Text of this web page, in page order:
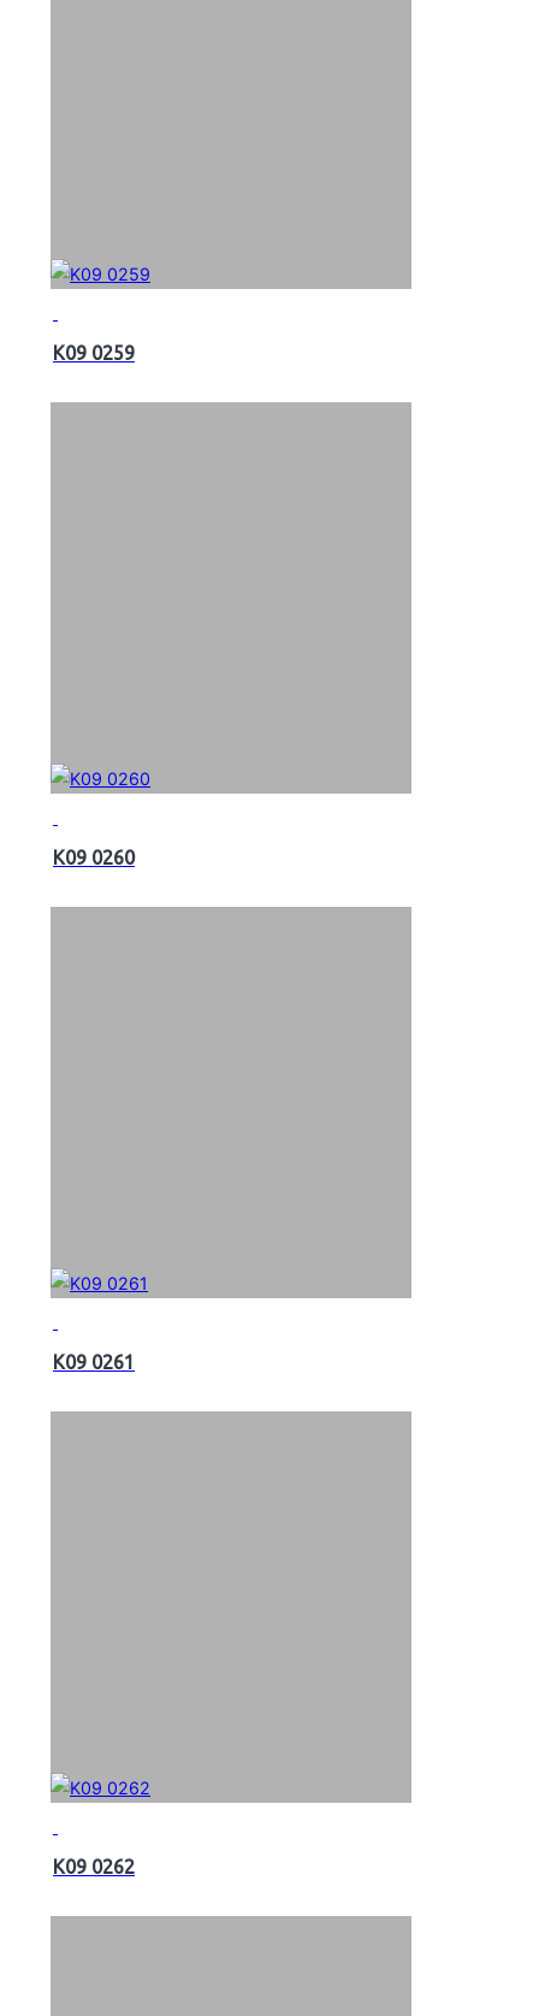
K09 0259
K09 0260
K09 0261
K09 0262